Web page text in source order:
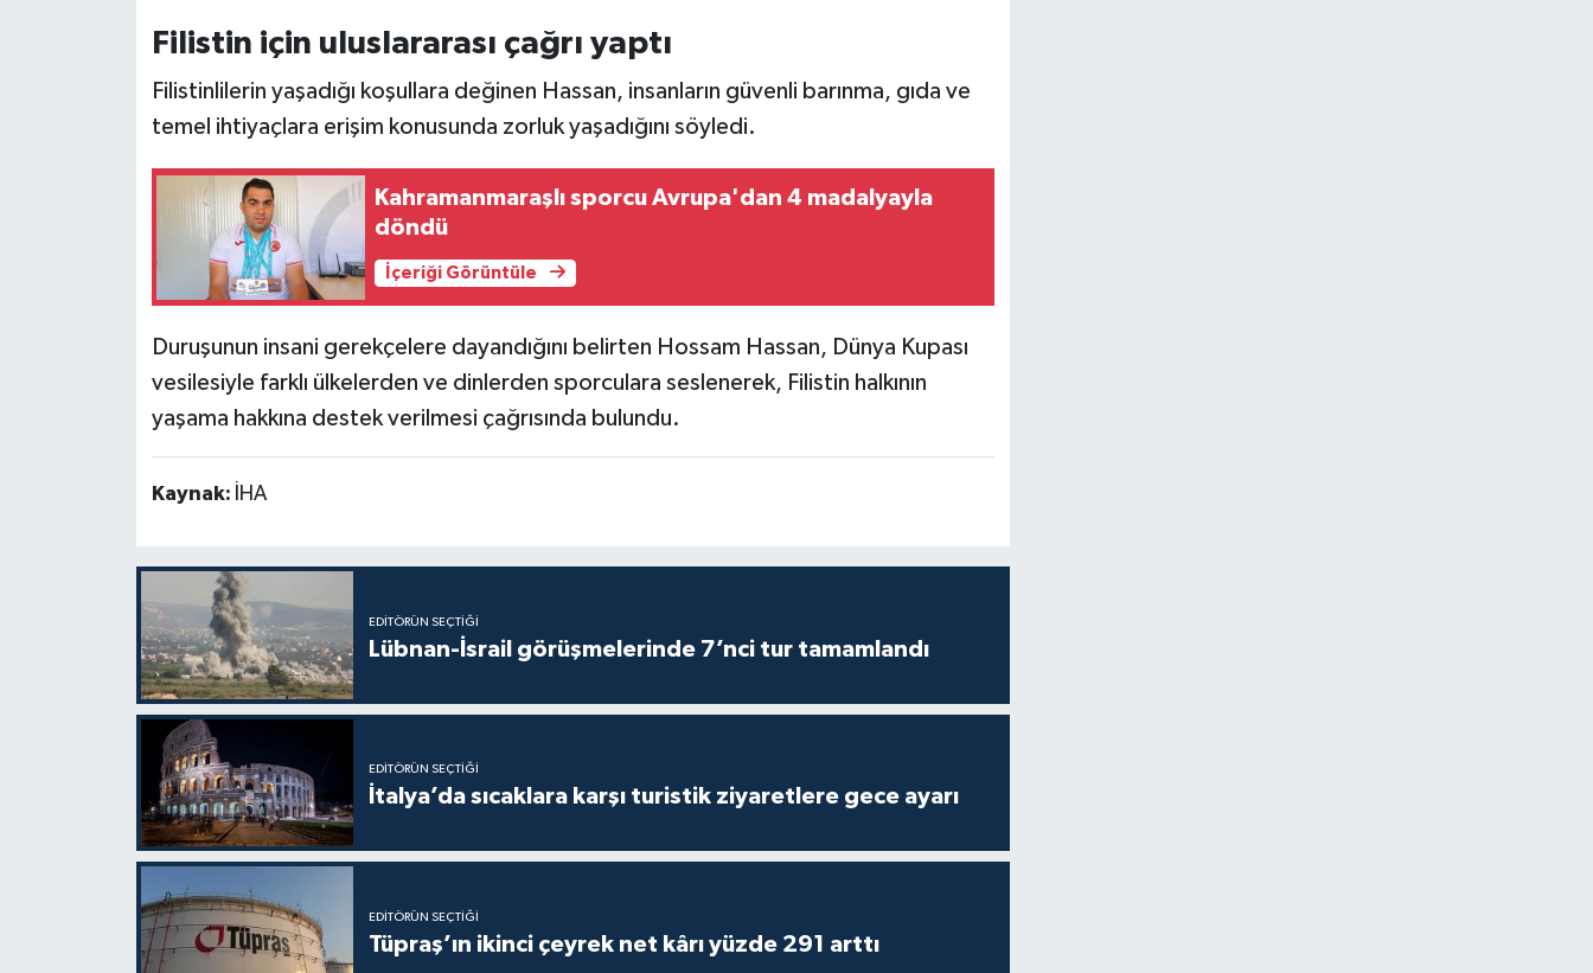
Filistin için uluslararası çağrı yaptı
Filistinlilerin yaşadığı koşullara değinen Hassan, insanların güvenli barınma, gıda ve
temel ihtiyaçlara erişim konusunda zorluk yaşadığını söyledi.
Kahramanmaraşlı sporcu Avrupa'dan 4 madalyayla
döndü
İçeriği Görüntüle
Duruşunun insani gerekçelere dayandığını belirten Hossam Hassan, Dünya Kupası
vesilesiyle farklı ülkelerden ve dinlerden sporculara seslenerek, Filistin halkının
yaşama hakkına destek verilmesi çağrısında bulundu.
Kaynak: İHA
EDITÖRÜN SEÇTIĞI
Lübnan-İsrail görüşmelerinde 7’nci tur tamamlandı
EDITÖRÜN SEÇTIĞI
İtalya’da sıcaklara karşı turistik ziyaretlere gece ayarı
EDITÖRÜN SEÇTIĞI
Tüpraş’ın ikinci çeyrek net kârı yüzde 291 arttı